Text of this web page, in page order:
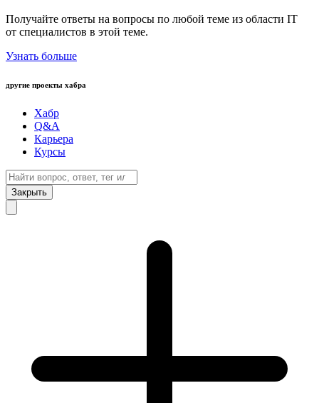
Получайте ответы на вопросы по любой теме из области IT
от специалистов в этой теме.
Узнать больше
другие проекты хабра
Хабр
Q&A
Карьера
Курсы
Закрыть